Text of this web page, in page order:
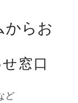
からお
窓口
ど